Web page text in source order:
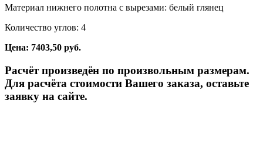
Материал нижнего полотна с вырезами: белый глянец
Количество углов: 4
Цена: 7403,50 руб.
Расчёт произведён по произвольным размерам.
Для расчёта стоимости Вашего заказа, оставьте
заявку на сайте.